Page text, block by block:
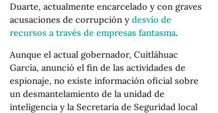
Duarte, actualmente encarcelado y con graves
acusaciones de corrupción ydesvío de
recursos a través de empresas fantasma.
Aunque el actual gobernador, Cuitláhuac
García, anunció el fin de las actividades de
espionaje, no existe información oficial sobre
un desmantelamiento de la unidad de
inteligencia y la Secretaría de Seguridad local